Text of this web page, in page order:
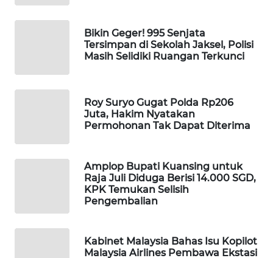
Bikin Geger! 995 Senjata
Tersimpan di Sekolah Jaksel, Polisi
Masih Selidiki Ruangan Terkunci
Roy Suryo Gugat Polda Rp206
Juta, Hakim Nyatakan
Permohonan Tak Dapat Diterima
Amplop Bupati Kuansing untuk
Raja Juli Diduga Berisi 14.000 SGD,
KPK Temukan Selisih
Pengembalian
Kabinet Malaysia Bahas Isu Kopilot
Malaysia Airlines Pembawa Ekstasi
WAHANA
WAHANA